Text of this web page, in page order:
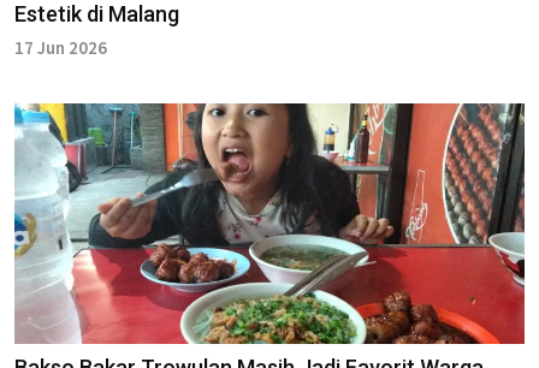
Estetik di Malang
17 Jun 2026